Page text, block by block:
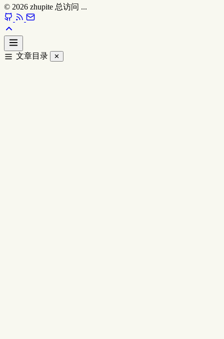
© 2026 zhupite 总访问 ...
文章目录 ✕